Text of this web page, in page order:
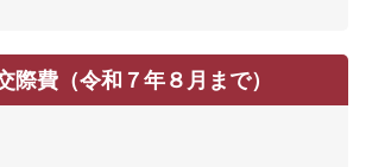
際費（令和７年８月まで）